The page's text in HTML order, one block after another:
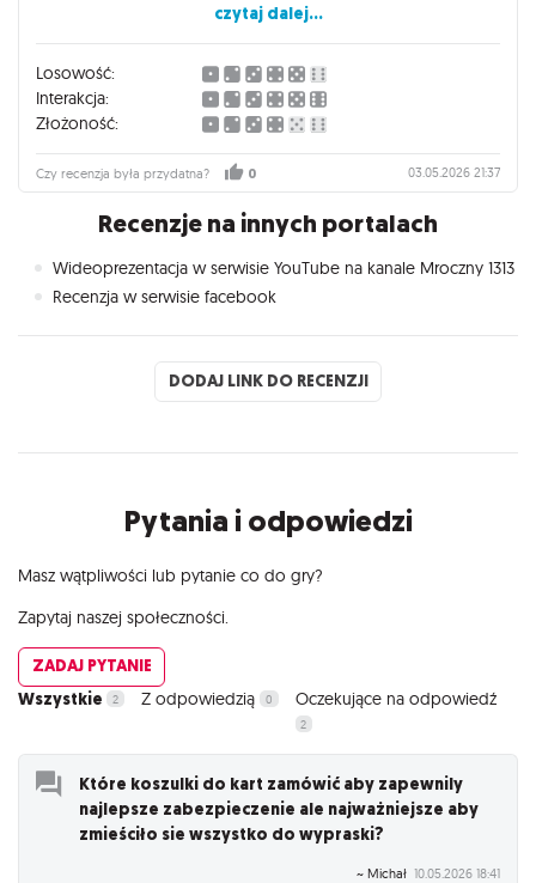
gry to ukryte cele każdego z graczy oraz sposoby jak je
zrealizujemy aby nie zdradzić się współgraczom ;) Tak więc
Nemesis Odwet obok Diuny Imperium ląduje w moim
absolutnym TOP ulubionych gier planszowych, do których
nigdy nie odmówię partyjki.
czytaj dalej...
Losowość:
Interakcja:
Złożoność:
Czy recenzja była przydatna? 0 03.05.2026 21:37
Recenzje na innych portalach
Wideoprezentacja w serwisie YouTube na kanale Mroczny 1313
Recenzja w serwisie facebook
DODAJ LINK DO RECENZJI
Pytania i odpowiedzi
Wszystkie 2 Z odpowiedzią 0 Oczekujące na odpowiedź
2
Które koszulki do kart zamówić aby zapewnily
najlepsze zabezpieczenie ale najważniejsze aby
zmieściło sie wszystko do wypraski?
~ Michał 10.05.2026 18:41
Masz wątpliwości lub pytanie co do gry?
Zapytaj naszej społeczności.
ZADAJ PYTANIE